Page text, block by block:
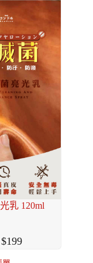
乳 120ml
199